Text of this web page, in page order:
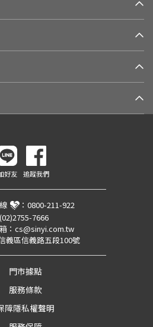
好友 追蹤我們
： 0800-211-922
(02)2755-7666
： cs@sinyi.com.tw
義區信義路五段100號
門市據點
服務條款
障隱私權聲明